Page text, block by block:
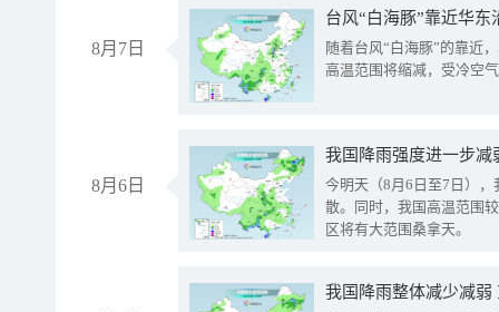
8月7日
台风“白海豚”靠近华
随着台风“白海豚”的靠近
高温范围将缩减，受冷空
8月6日
今明天（8月6日至7日）
散。同时，我国高温范围
区将有大范围桑拿天。
我国降雨整体减少减弱